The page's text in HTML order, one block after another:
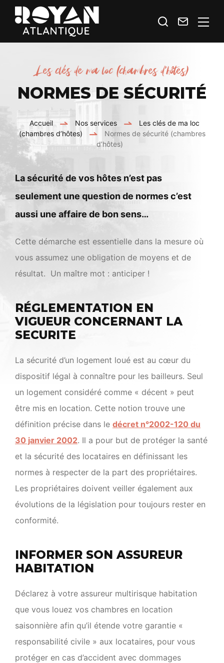
Royan
Atlantique
Prestataires
Contact
Les clés de ma loc (chambres d’hôtes)
NORMES DE SÉCURITÉ
Accueil Nos services
Les clés de ma loc
(chambres d’hôtes)
Normes de sécurité (chambres
d’hôtes)
La sécurité de vos hôtes n’est pas
seulement une question de normes c’est
aussi une affaire de bon sens…
Cette démarche est essentielle dans la mesure où
vous assumez une obligation de moyens et de
résultat. Un maître mot : anticiper !
RÉGLEMENTATION EN
VIGUEUR CONCERNANT LA
SECURITE
La sécurité d’un logement loué est au cœur du
dispositif légal à connaître pour les bailleurs. Seul
un logement considéré comme « décent » peut
être mis en location. Cette notion trouve une
définition précise dans le décret n°2002-120 du
30 janvier 2002. Il a pour but de protéger la santé
et la sécurité des locataires en définissant les
normes à respecter de la part des propriétaires.
Les propriétaires doivent veiller également aux
évolutions de la législation pour toujours rester en
conformité.
INFORMER SON ASSUREUR
HABITATION
Déclarez à votre assureur multirisque habitation
que vous louez vos chambres en location
saisonnière afin qu’il étende votre garantie «
responsabilité civile » aux locataires, pour vous
protéger en cas d’accident avec dommages